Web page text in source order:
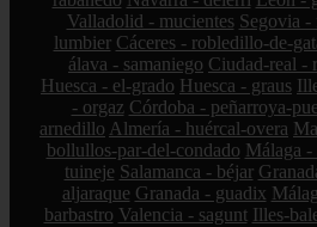
Valladolid - mucientes Segovia -
lumbier Cáceres - robledillo-de-
álava - samaniego Ciudad-real -
Huesca - el-grado Huesca - graus
- orgaz Córdoba - peñarroya-
arnedillo Almería - huércal-overa
bollullos-par-del-condado Málaga -
tuineje Salamanca - béjar
aljaraque Granada - guadix
barbastro Valencia - sagunt Illes-